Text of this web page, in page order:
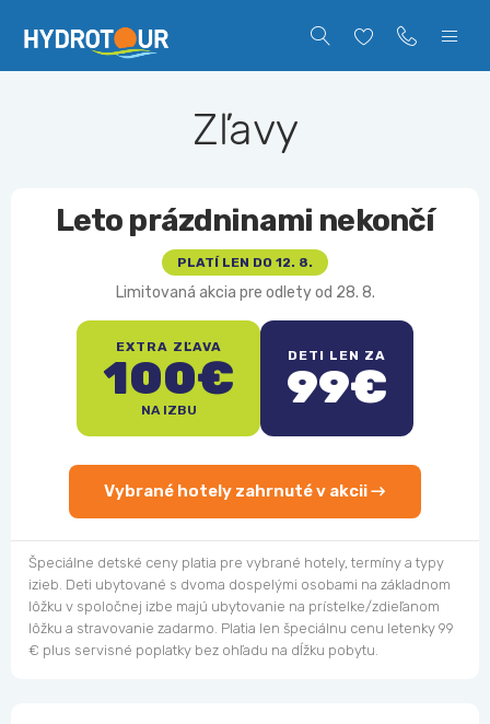
Zľavy
Leto prázdninami nekončí
PLATÍ LEN DO 12. 8.
Limitovaná akcia pre odlety od 28. 8.
EXTRA ZĽAVA
100€
NA IZBU
DETI LEN ZA
99€
Vybrané hotely zahrnuté v akcii →
Špeciálne detské ceny platia pre vybrané hotely, termíny a typy
izieb. Deti ubytované s dvoma dospelými osobami na základnom
lôžku v spoločnej izbe majú ubytovanie na prístelke/zdieľanom
lôžku a stravovanie zadarmo. Platia len špeciálnu cenu letenky 99
€ plus servisné poplatky bez ohľadu na dĺžku pobytu.